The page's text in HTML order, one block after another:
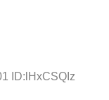
ID:lHxCSQIz